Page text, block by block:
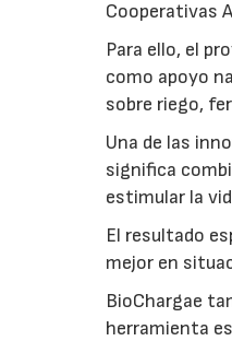
Cooperativas
Para ello, el
como apoyo
sobre riego,
Una de las
significa
estimular la
El resultado
mejor en
BioChargae
herramienta